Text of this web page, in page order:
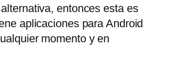
entonces esta es
aplicaciones para Android
momento y en